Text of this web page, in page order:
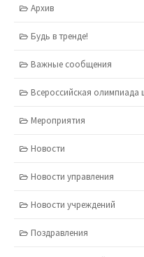
Архив
Будь в тренде!
Важные сообщения
Всероссийская олимпиада
Мероприятия
Новости
Новости управления
Новости учреждений
Поздравления